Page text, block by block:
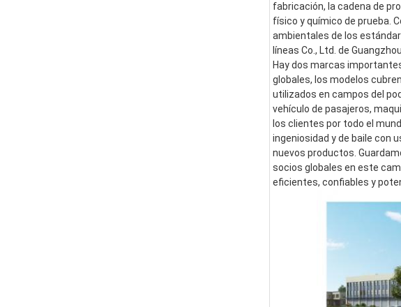
fabricación, la cadena de
físico y químico de prueba.
ambientales de los
líneas Co., Ltd. de
Hay dos marcas
globales, los modelos
utilizados en campos del
vehículo de pasajeros,
los clientes por todo el
ingeniosidad y de baile con
nuevos productos.
socios globales en este
eficientes, confiables y